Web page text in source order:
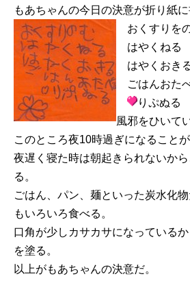
もあちゃんの今日の決意が折り紙に
おくすりを
はやくねる
はやくおき
ごはんおた
りぷぬる
風邪をひいて
このところ夜10時過ぎになること
夜遅く寝た時は朝起きられないか
る。
ごはん、パン、麺といった炭水化
もいろいろ食べる。
口角が少しカサカサになっている
を塗る。
以上がもあちゃんの決意だ。